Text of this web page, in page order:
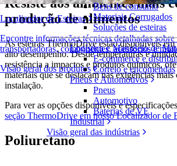
Localizador de Esteiras
Encontre informações técnicas detalhadas sobre
transportadoras, componentes, acessórios e
Visão geral dos produtos
Bens de consumo
Materiais Corrugados
Soluções de esteiras
Logística e Manuseio de
E-commerce e
Correio e encomendas
Pneus e Automotivos
Pneus
Automotivo
Baterias de VE
Industrial
Visão geral das indústrias
produção de alimentos
As esteiras ThermoDrive estão disponíveis em
alto desempenho. Desde temperaturas e
resistência a impactos e produtos químicos,
materiais que se destacam nas exigências mais
instalação.
Para ver as opções disponíveis e
seção ThermoDrive em nosso Localizador de
Poliuretano